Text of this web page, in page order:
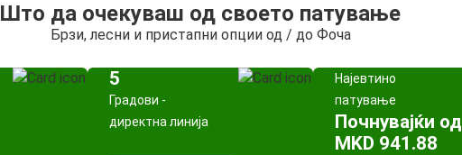
Што да очекуваш од своето патување
Брзи, лесни и пристапни опции од / до Фоча
5
Градови -
директна линија
Најевтино
патување
Почнувајќи од
MKD 941.88